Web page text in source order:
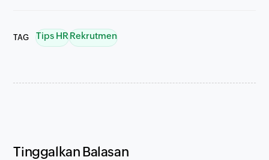
TAG Tips HRRekrutmen
Tinggalkan Balasan